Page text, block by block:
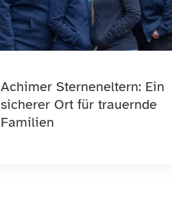
Achimer Sterneneltern: Ein
sicherer Ort für trauernde
Familien